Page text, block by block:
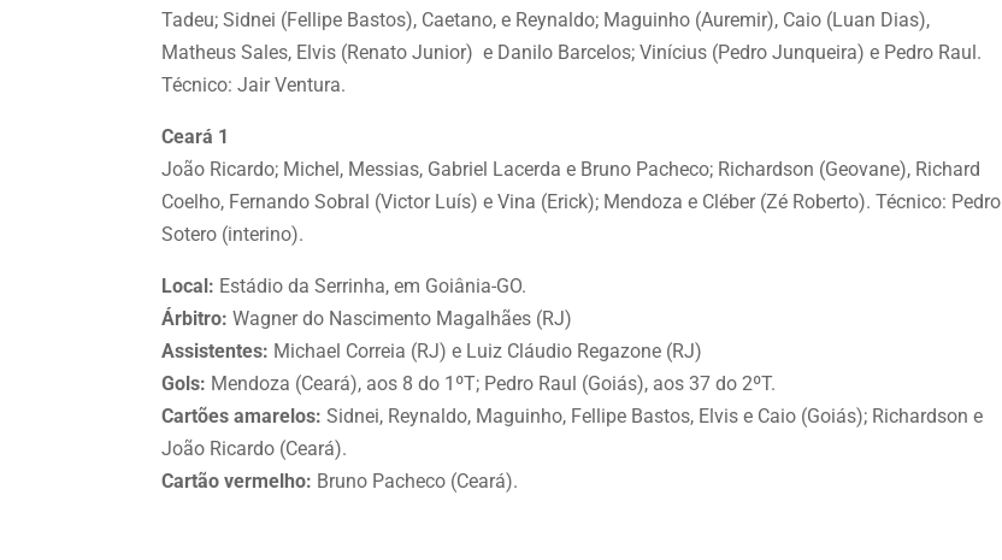
Tadeu; Sidnei (Fellipe Bastos), Caetano, e Reynaldo; Maguinho (Auremir), Caio (Luan Dias),
Matheus Sales, Elvis (Renato Junior) e Danilo Barcelos; Vinícius (Pedro Junqueira) e Pedro Raul.
Técnico: Jair Ventura.
Ceará 1
João Ricardo; Michel, Messias, Gabriel Lacerda e Bruno Pacheco; Richardson (Geovane), Richard
Coelho, Fernando Sobral (Victor Luís) e Vina (Erick); Mendoza e Cléber (Zé Roberto). Técnico: Pedro
Sotero (interino).
Local: Estádio da Serrinha, em Goiânia-GO.
Árbitro:Wagner do Nascimento Magalhães (RJ)
Assistentes: Michael Correia (RJ) e Luiz Cláudio Regazone (RJ)
Gols: Mendoza (Ceará), aos 8 do 1ºT; Pedro Raul (Goiás), aos 37 do 2ºT.
Cartões amarelos:Sidnei, Reynaldo, Maguinho, Fellipe Bastos, Elvis e Caio (Goiás); Richardson e
João Ricardo (Ceará).
Cartão vermelho: Bruno Pacheco (Ceará).